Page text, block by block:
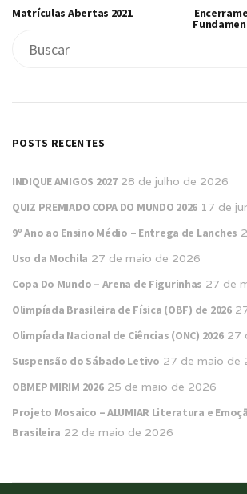
Matrículas Abertas 2021
POSTS RECENTES
INDIQUE AMIGOS 2027 28 de julho de 2026
QUIZ PREMIADO COPA DO MUNDO 2026 17 de
9º Ano ao Ensino Médio – Entrega de Lanches
Uso da Mochila 27 de maio de 2026
Copa Do Mundo – Arena de Figurinhas 27 de
Olimpíada Brasileira de Física (OBF) de 2026
Olimpíada Nacional de Ciências (ONC) 2026 27
Suspensão do Sábado Letivo 27 de maio de
OBMEP MIRIM 2026 25 de maio de 2026
Projeto Mosaico – ALUMIAR Literatura e
Brasileira 22 de maio de 2026